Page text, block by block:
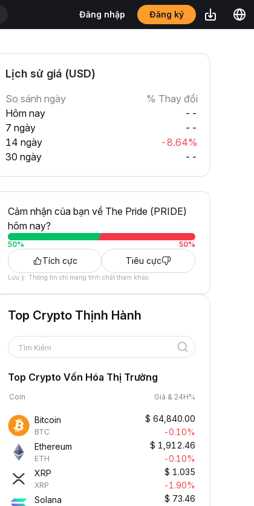
Đăng nhập Đăng ký
Lịch sử giá (USD)
So sánh ngày
% Thay đổi
Hôm nay
--
7 ngày
--
14 ngày
-8.64%
30 ngày
--
Cảm nhận của bạn về The Pride (PRIDE)
hôm nay?
50% 50%
Tích cực Tiêu cực
Lưu ý: Thông tin chỉ mang tính chất tham khảo.
Top Crypto Thịnh Hành
Tìm Kiếm
Top Crypto Vốn Hóa Thị Trường
Coin Giá & 24H%
Bitcoin
BTC
$ 64,840.00
-0.10%
Ethereum
ETH
$ 1,912.46
-0.10%
XRP
XRP
$ 1.035
-1.90%
Solana
$ 73.46